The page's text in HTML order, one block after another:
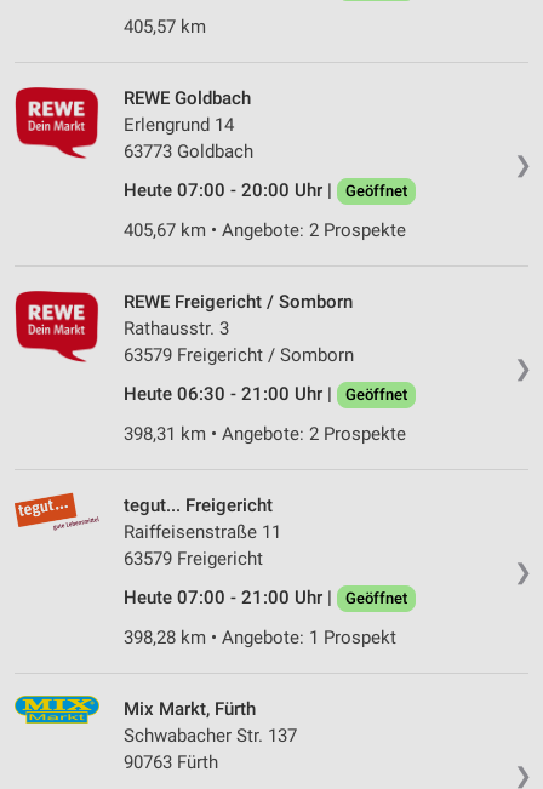
405,57 km
❯
REWE Goldbach
Erlengrund 14
63773 Goldbach
Heute 07:00 - 20:00 Uhr |
Geöffnet
405,67 km • Angebote: 2 Prospekte
❯
REWE Freigericht / Somborn
Rathausstr. 3
63579 Freigericht / Somborn
Heute 06:30 - 21:00 Uhr |
Geöffnet
398,31 km • Angebote: 2 Prospekte
❯
tegut... Freigericht
Raiffeisenstraße 11
63579 Freigericht
Heute 07:00 - 21:00 Uhr |
Geöffnet
398,28 km • Angebote: 1 Prospekt
❯
Mix Markt, Fürth
Schwabacher Str. 137
90763 Fürth